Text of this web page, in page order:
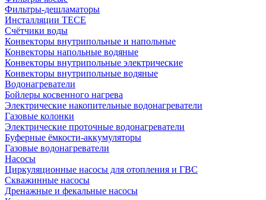
Фильтры-дешламаторы
Инсталляции TECE
Счётчики воды
Конвекторы внутрипольные и напольные
Конвекторы напольные водяные
Конвекторы внутрипольные электрические
Конвекторы внутрипольные водяные
Водонагреватели
Бойлеры косвенного нагрева
Электрические накопительные водонагреватели
Газовые колонки
Электрические проточные водонагреватели
Буферные ёмкости-аккумуляторы
Газовые водонагреватели
Насосы
Циркуляционные насосы для отопления и ГВС
Скважинные насосы
Дренажные и фекальные насосы